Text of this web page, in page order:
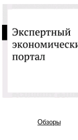
Обзоры